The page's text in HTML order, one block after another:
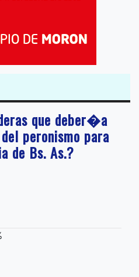
que deber�a
peronismo para
de Bs. As.?